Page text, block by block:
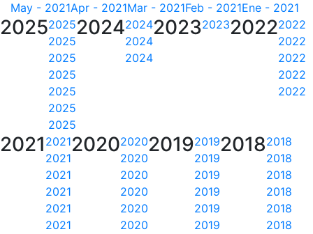
May - 2021Apr - 2021Mar - 2021Feb - 2021Ene - 2021
20252025
2025
2025
2025
2025
2025
2025
20242024
2024
2024
2023202320222022
2022
2022
2022
2022
2021 2021
2021
2021
2021
2021
2021
20202020
2020
2020
2020
2020
2020
20192019
2019
2019
2019
2019
2019
20182018
2018
2018
2018
2018
2018